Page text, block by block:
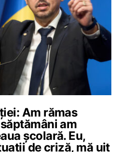
Am rămas
am
școlară. Eu,
de criză, mă uit